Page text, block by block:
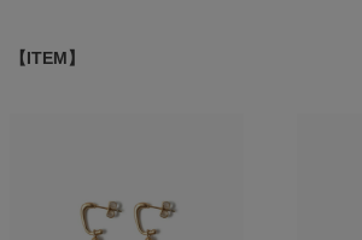
【ITEM】